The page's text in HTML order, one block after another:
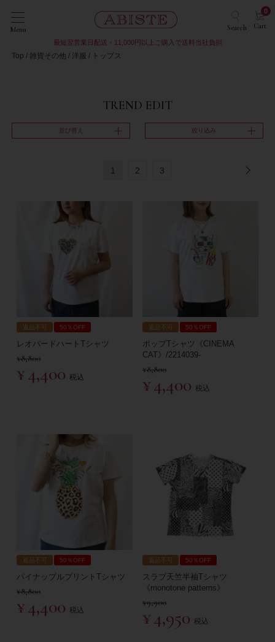
Menu Search Cart
0
最短翌営業日配送・11,000円以上ご購入で送料当社負担
Top 雑貨その他 洋服 トップス
TREND EDIT
並び替え 絞り込み
1 2 3
返品不可 50％OFF
レオパードハートTシャツ
¥8,800
¥4,400 税込
返品不可 50％OFF
ポップTシャツ《CINEMA
CAT》/2214039-
¥8,800
¥4,400 税込
返品不可 50％OFF
パイナップルプリントTシャツ
¥8,800
¥4,400 税込
返品不可 50％OFF
スラブ天竺半袖Tシャツ
《monotone patterns》
¥9,900
¥4,950 税込